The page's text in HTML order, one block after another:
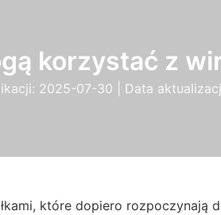
korzystać z
2025-07-30 | Data
które dopiero rozpoczynają